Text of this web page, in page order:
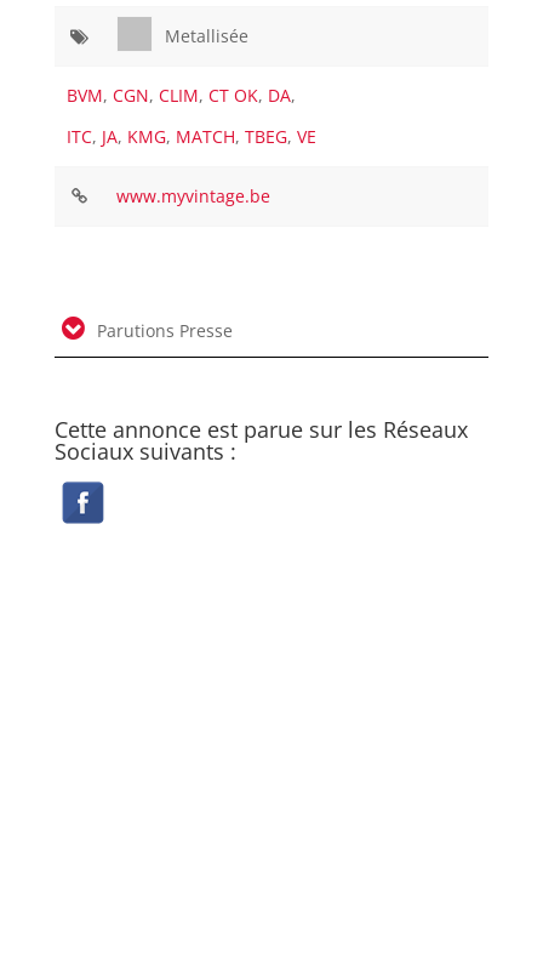
Metallisée
BVM,CGN,CLIM,CT OK, DA,
ITC, JA, KMG, MATCH,TBEG,VE
www.myvintage.be
Parutions Presse
Cette annonce est parue sur les Réseaux
Sociaux suivants :